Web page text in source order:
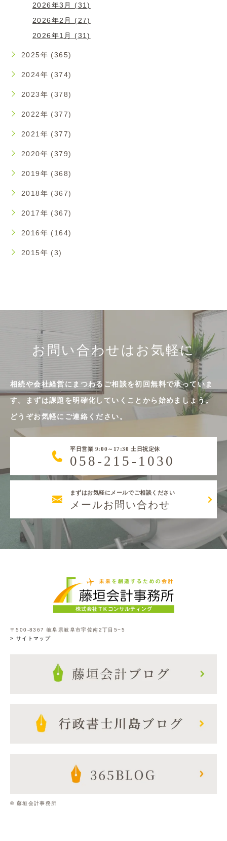
2026年3月 (31)
2026年2月 (27)
2026年1月 (31)
2025年 (365)
2024年 (374)
2023年 (378)
2022年 (377)
2021年 (377)
2020年 (379)
2019年 (368)
2018年 (367)
2017年 (367)
2016年 (164)
2015年 (3)
お問い合わせはお気軽に
相続や会社経営にまつわるご相談を初回無料で承っていま
す。まずは課題を明確化していくことから始めましょう。
どうぞお気軽にご連絡ください。
平日営業 9:00～17:30 土日祝定休
058-215-1030
まずはお気軽にメールでご相談ください
メールお問い合わせ
〒500-8367 岐阜県岐阜市宇佐南2丁目5−5
> サイトマップ
© 藤垣会計事務所